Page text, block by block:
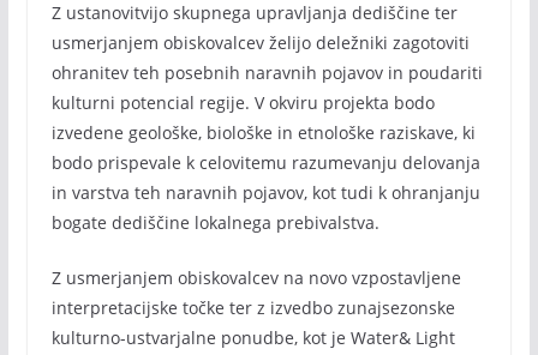
Z ustanovitvijo skupnega upravljanja dediščine ter
usmerjanjem obiskovalcev želijo deležniki zagotoviti
ohranitev teh posebnih naravnih pojavov in poudariti
kulturni potencial regije. V okviru projekta bodo
izvedene geološke, biološke in etnološke raziskave, ki
bodo prispevale k celovitemu razumevanju delovanja
in varstva teh naravnih pojavov, kot tudi k ohranjanju
bogate dediščine lokalnega prebivalstva.
Z usmerjanjem obiskovalcev na novo vzpostavljene
interpretacijske točke ter z izvedbo zunajsezonske
kulturno-ustvarjalne ponudbe, kot je Water& Light